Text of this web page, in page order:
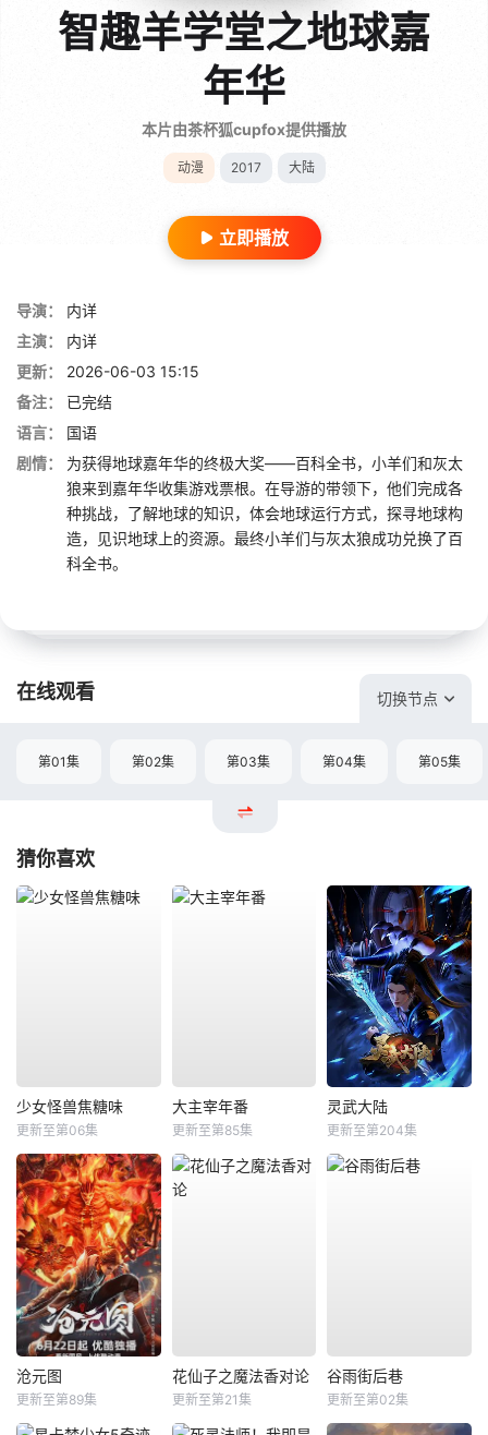
智趣羊学堂之地球嘉
年华
本片由茶杯狐cupfox提供播放
动漫 2017 大陆
立即播放
导演：
内详
主演：
内详
更新：
2026-06-03 15:15
备注：
已完结
语言：
国语
剧情：
为获得地球嘉年华的终极大奖——百科全书，小羊们和灰太
狼来到嘉年华收集游戏票根。在导游的带领下，他们完成各
种挑战，了解地球的知识，体会地球运行方式，探寻地球构
造，见识地球上的资源。最终小羊们与灰太狼成功兑换了百
科全书。
在线观看 切换节点
第01集 第02集 第03集 第04集 第05集
猜你喜欢
少女怪兽焦糖味
更新至第06集
大主宰年番
更新至第85集
灵武大陆
更新至第204集
沧元图
更新至第89集
花仙子之魔法香对论
更新至第21集
谷雨街后巷
更新至第02集